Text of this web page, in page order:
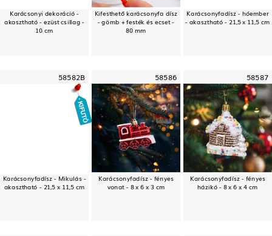
Karácsonyi dekoráció -
akasztható - ezüst csillag -
10 cm
Kifesthető karácsonyfa dísz
- gömb + festék és ecset -
80 mm
Karácsonyfadísz - hóember
- akasztható - 21,5 x 11,5 cm
58582B
Karácsonyfadísz - Mikulás -
akasztható - 21,5 x 11,5 cm
58586
Karácsonyfadísz - fényes
vonat - 8 x 6 x 3 cm
58587
Karácsonyfadísz - fényes
házikó - 8 x 6 x 4 cm